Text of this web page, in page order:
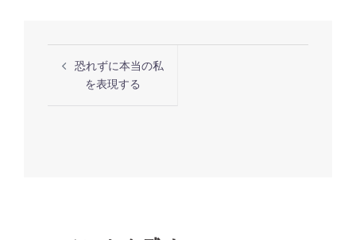
ナ
恐れずに本当の私
を表現する